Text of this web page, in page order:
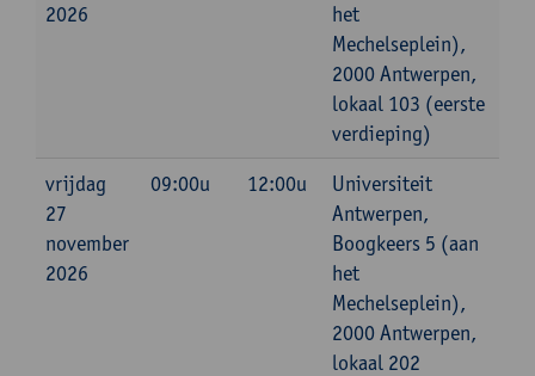
2026
het
Mechelseplein),
2000 Antwerpen,
lokaal 103 (eerste
verdieping)
vrijdag
27
november
2026
09:00u 12:00u
Universiteit
Antwerpen,
Boogkeers 5 (aan
het
Mechelseplein),
2000 Antwerpen,
lokaal 202